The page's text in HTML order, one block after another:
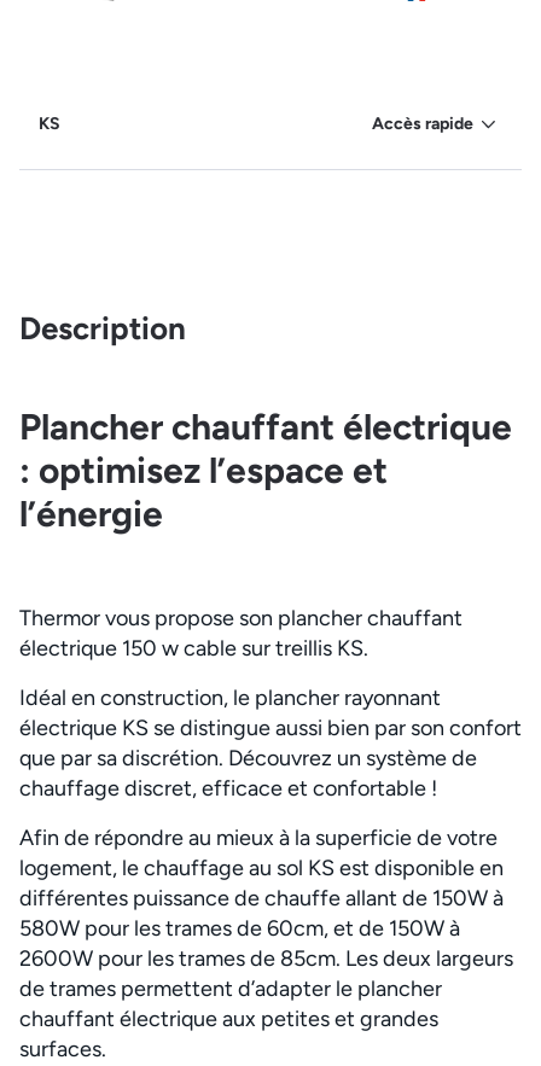
KS Accès rapide
Description
Plancher chauffant électrique
: optimisez l’espace et
l’énergie
Thermor vous propose son plancher chauffant
électrique 150 w cable sur treillis KS.
Idéal en construction, le plancher rayonnant
électrique KS se distingue aussi bien par son confort
que par sa discrétion. Découvrez un système de
chauffage discret, efficace et confortable !
Afin de répondre au mieux à la superficie de votre
logement, le chauffage au sol KS est disponible en
différentes puissance de chauffe allant de 150W à
580W pour les trames de 60cm, et de 150W à
2600W pour les trames de 85cm. Les deux largeurs
de trames permettent d’adapter le plancher
chauffant électrique aux petites et grandes
surfaces.